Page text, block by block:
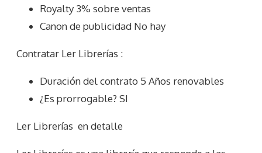
Royalty 3% sobre ventas
Canon de publicidad No hay
Contratar Ler Librerías :
Duración del contrato 5 Años renovables
¿Es prorrogable? SI
Ler Librerías en detalle